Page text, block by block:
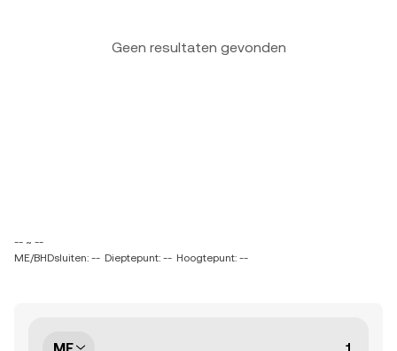
Geen resultaten gevonden
-- ~ --
ME/BHDsluiten: -- Dieptepunt: -- Hoogtepunt: --
ME